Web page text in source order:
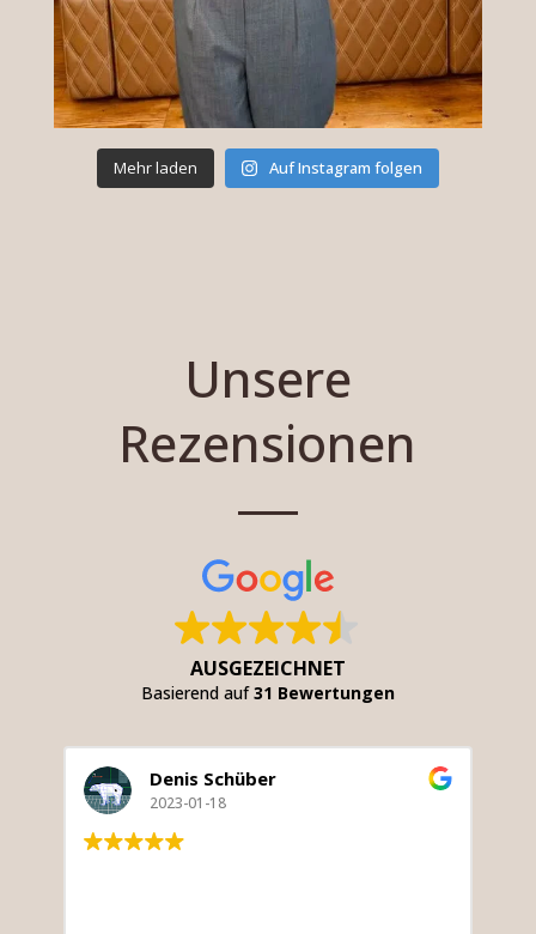
Mehr laden Auf Instagram folgen
Unsere
Rezensionen
AUSGEZEICHNET
Basierend auf31 Bewertungen
Denis Schüber
2023-01-18